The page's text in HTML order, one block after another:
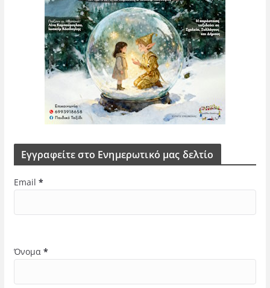
Εγγραφείτε στο Ενημερωτικό μας δελτίο
Email *
Όνομα *